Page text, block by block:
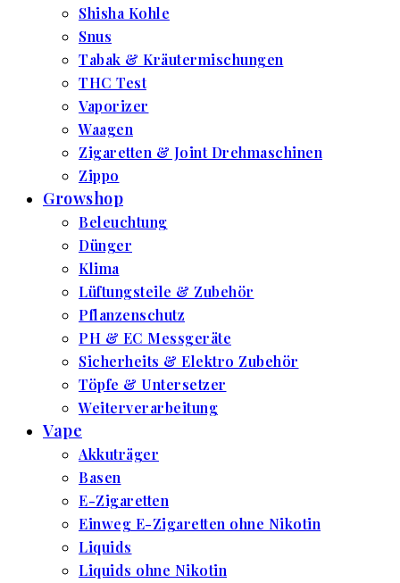
Shisha Kohle
Snus
Tabak & Kräutermischungen
THC Test
Vaporizer
Waagen
Zigaretten & Joint Drehmaschinen
Zippo
Growshop
Beleuchtung
Dünger
Klima
Lüftungsteile & Zubehör
Pflanzenschutz
PH & EC Messgeräte
Sicherheits & Elektro Zubehör
Töpfe & Untersetzer
Weiterverarbeitung
Vape
Akkuträger
Basen
E-Zigaretten
Einweg E-Zigaretten ohne Nikotin
Liquids
Liquids ohne Nikotin